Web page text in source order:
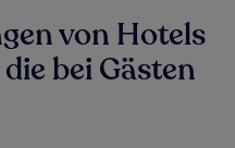
von Hotels
bei Gästen